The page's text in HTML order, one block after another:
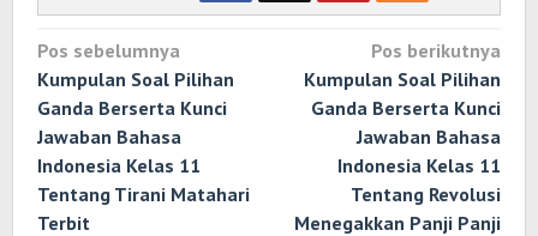
Navigasi
pos
Pos sebelumnya
Kumpulan Soal Pilihan
Ganda Berserta Kunci
Jawaban Bahasa
Indonesia Kelas 11
Tentang Tirani Matahari
Terbit
Pos berikutnya
Kumpulan Soal Pilihan
Ganda Berserta Kunci
Jawaban Bahasa
Indonesia Kelas 11
Tentang Revolusi
Menegakkan Panji Panji